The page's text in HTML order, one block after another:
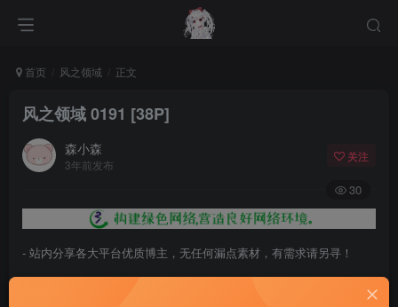
首页 风之领域 正文
风之领域 0191 [38P]
森小森
3年前发布
关注
30
- 站内分享各大平台优质博主，无任何漏点素材，有需求请另寻！
- 百度网盘提示提取码错误，请更换浏览器重试，这是百度网盘版本问